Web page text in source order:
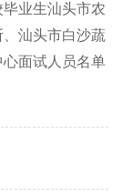
业生汕头市农
汕头市白沙蔬
面试人员名单